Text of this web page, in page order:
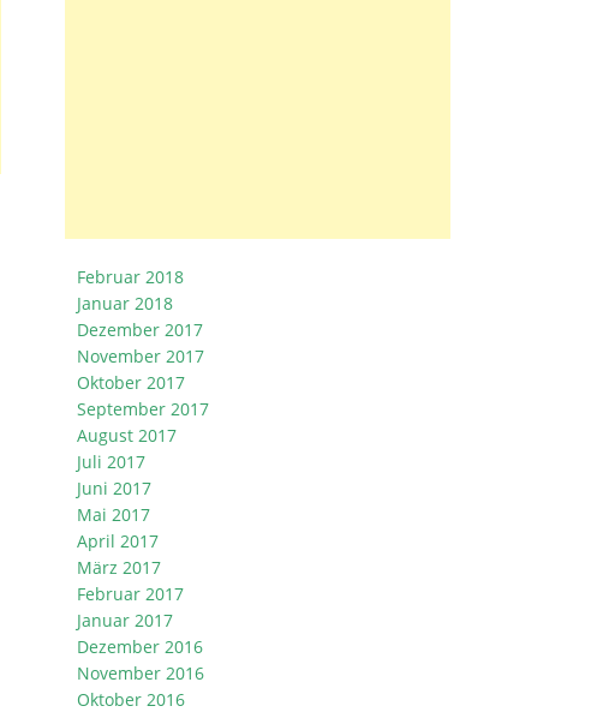
Februar 2018
Januar 2018
Dezember 2017
November 2017
Oktober 2017
September 2017
August 2017
Juli 2017
Juni 2017
Mai 2017
April 2017
März 2017
Februar 2017
Januar 2017
Dezember 2016
November 2016
Oktober 2016